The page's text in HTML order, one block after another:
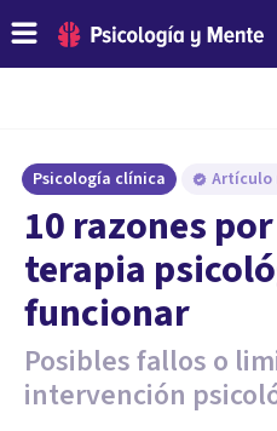
Psicología clínica Artículo
10 razones
terapia
funcionar
Posibles fallos o
intervención